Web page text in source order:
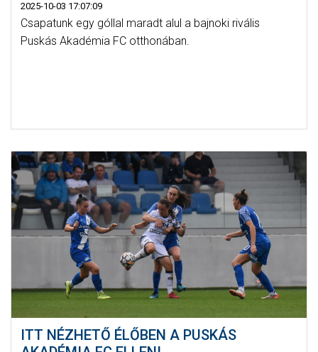
2025-10-03 17:07:09
Csapatunk egy góllal maradt alul a bajnoki rivális
Puskás Akadémia FC otthonában.
ITT NÉZHETŐ ÉLŐBEN A PUSKÁS